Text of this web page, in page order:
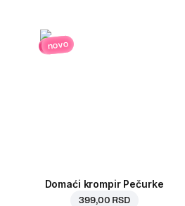
novo
Domaći krompir Pečurke
399,00 RSD